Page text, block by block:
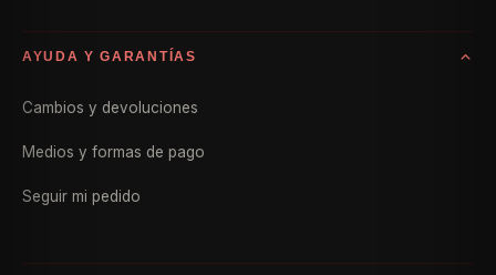
AYUDA Y GARANTÍAS
Cambios y devoluciones
Medios y formas de pago
Seguir mi pedido